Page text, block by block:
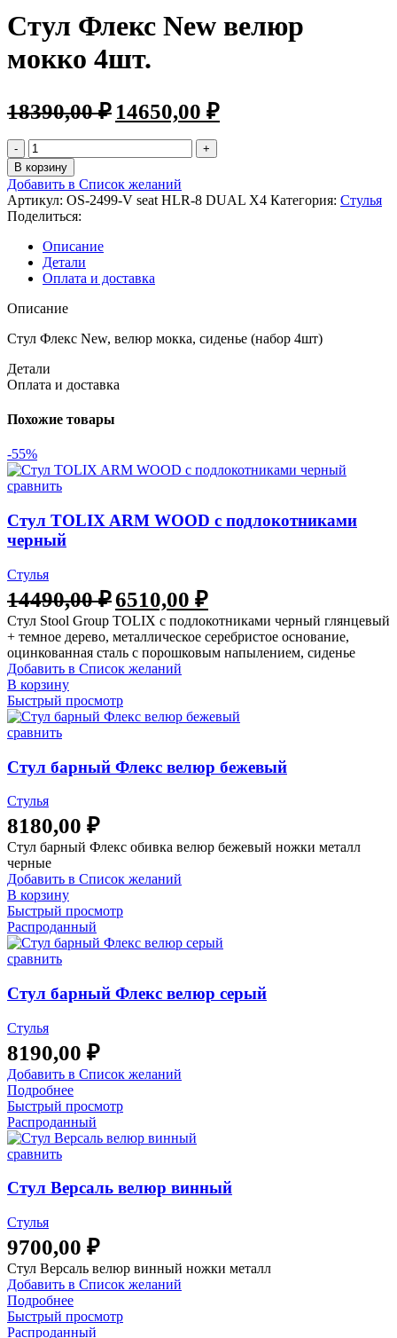
Стул Флекс New велюр
мокко 4шт.
18390,00₽ 14650,00 ₽
В корзину
Добавить в Список желаний
Артикул: OS-2499-V seat HLR-8 DUAL X4 Категория: Стулья
Поделиться:
Описание
Детали
Оплата и доставка
Описание
Стул Флекс New, велюр мокка, сиденье (набор 4шт)
Детали
Оплата и доставка
Похожие товары
-55%
сравнить
Стул TOLIX ARM WOOD с подлокотниками
черный
Стулья
14490,00₽6510,00 ₽
Стул Stool Group TOLIX с подлокотниками черный глянцевый
+ темное дерево, металлическое серебристое основание,
оцинкованная сталь с порошковым напылением, сиденье
Добавить в Список желаний
В корзину
Быстрый просмотр
сравнить
Стул барный Флекс велюр бежевый
Стулья
8180,00 ₽
Стул барный Флекс обивка велюр бежевый ножки металл
черные
Добавить в Список желаний
В корзину
Быстрый просмотр
Распроданный
сравнить
Стул барный Флекс велюр серый
Стулья
8190,00 ₽
Добавить в Список желаний
Подробнее
Быстрый просмотр
Распроданный
сравнить
Стул Версаль велюр винный
Стулья
9700,00 ₽
Стул Версаль велюр винный ножки металл
Добавить в Список желаний
Подробнее
Быстрый просмотр
Распроданный